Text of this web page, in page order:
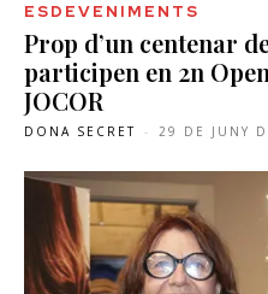
ESDEVENIMENTS
Prop d’un centenar
participen en 2n
JOCOR
DONA SECRET - 29 DE JUNY